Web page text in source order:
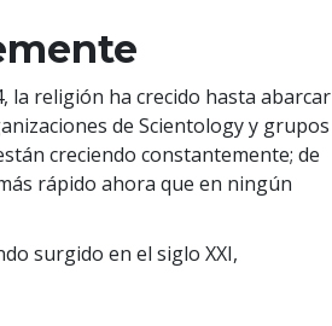
la religión ha crecido hasta abarcar
de Scientology y grupos
creciendo constantemente; de
rápido ahora que en ningún
surgido en el siglo XXI,